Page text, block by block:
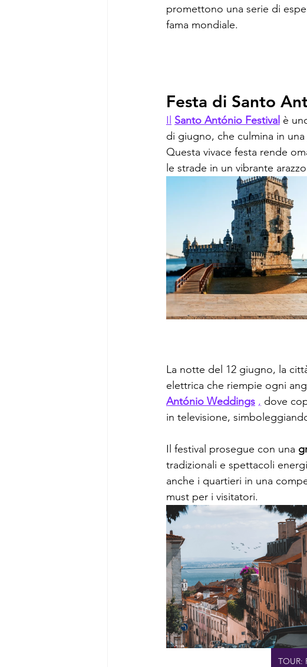
promettono una serie di
fama mondiale.
Festa di Santo
Il Santo António Festival è
di giugno, che culmina in
Questa vivace festa rende
le strade in un vibrante
La notte del 12 giugno, la
elettrica che riempie ogni
António Weddings , dove
in televisione,
Il festival prosegue con una
tradizionali e spettacoli
anche i quartieri in una
must per i visitatori.
TOUR: